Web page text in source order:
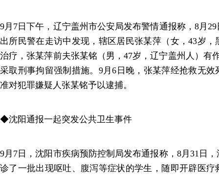
9月7日下午，辽宁盖州市公安局发布警情通报称，8月
出所民警在走访中发现，辖区居民张某萍（女，43岁
治疗，张某萍前夫张某铭（男，47岁，辽宁盖州人）有
采取刑事拘留强制措施。9月6日晚，张某萍经抢救无
准对犯罪嫌疑人张某铭予以逮捕。
◆沈阳通报一起突发公共卫生事件
9月7日，沈阳市疾病预防控制局发布通报称，8月31日
诊了一批出现呕吐、腹泻等症状的学生，随即开辟医